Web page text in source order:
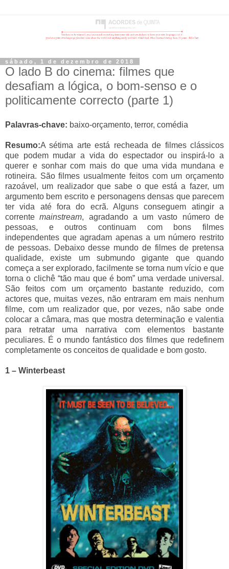
sábado, 1 de dezembro de 2018
O lado B do cinema: filmes que
desafiam a lógica, o bom-senso e o
politicamente correcto (parte 1)
Palavras-chave: baixo-orçamento, terror, comédia
Resumo:A sétima arte está recheada de filmes clássicos
que podem mudar a vida do espectador ou inspirá-lo a
querer e sonhar com mais do que uma vida mundana e
rotineira. São filmes usualmente feitos com um orçamento
razoável, um realizador que sabe o que está a fazer, um
argumento bem escrito e personagens densas que parecem
ter vida até fora do ecrã. Alguns conseguem atingir a
correntemainstream, agradando a um vasto número de
pessoas, e outros continuam com bons filmes
independentes que agradam apenas a um número restrito
de pessoas. Debaixo desse mundo de filmes de pretensa
qualidade, existe um submundo gigante que quando
começa a ser explorado, facilmente se torna num vício e que
torna o clichê “tão mau que é bom” uma verdade universal.
São feitos com um orçamento bastante reduzido, com
actores que, muitas vezes, não entraram em mais nenhum
filme, com um realizador que, por vezes, não sabe onde
colocar a câmara, mas que mostra determinação e valentia
para retratar uma narrativa com elementos bastante
peculiares. É o mundo fantástico dos filmes que redefinem
completamente os conceitos de qualidade e bom gosto.
1 – Winterbeast